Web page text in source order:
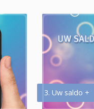
3. Uw saldo +